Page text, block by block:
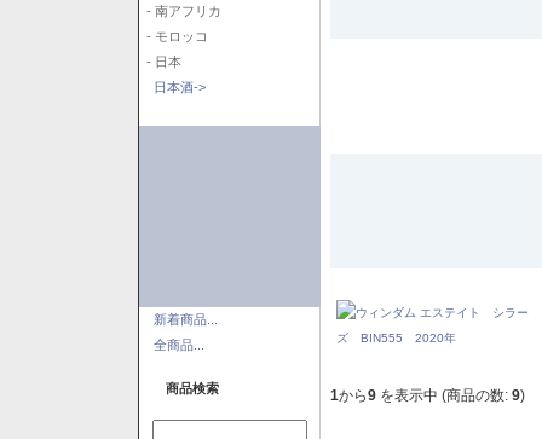
- 南アフリカ
- モロッコ
- 日本
日本酒->
新着商品...
全商品...
商品検索 1から9 を表示中 (商品の数: 9)